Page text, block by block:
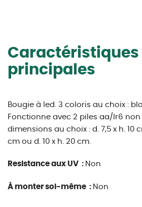
Caractéristiques
principales
Bougie à led. 3 coloris au choix :
Fonctionne avec 2 piles aa/lr6 non
dimensions au choix : d. 7,5 x h. 10
cm ou d. 10 x h. 20 cm.
Resistance aux UV : Non
À monter soi-même : Non